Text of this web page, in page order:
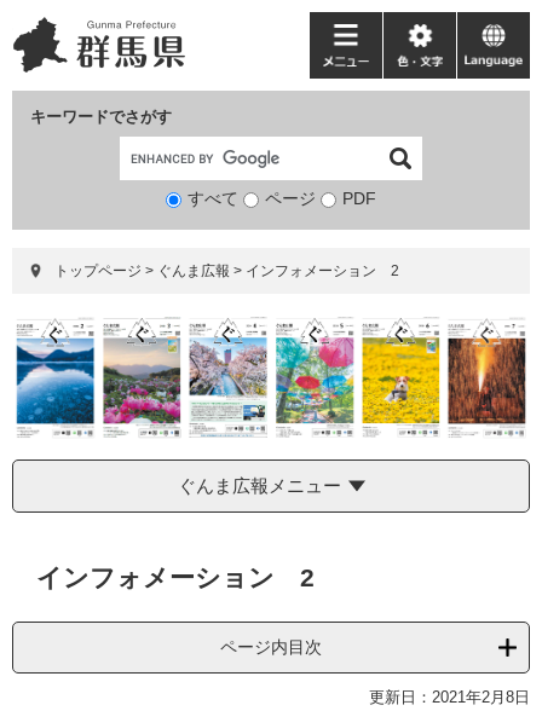
ー
ジ
ニ
ュ
て
キーワードでさがす
検
象
すべて ページ PDF
メ
ニ
ー
色・
文
language
トップページ > ぐんま広報 > インフォメーション 2
ぐんま広報メニュー
インフォメーション 2
ページ内目次
更新日：2021年2月8日